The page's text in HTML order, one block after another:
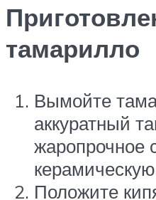
тамарилло
Вымойте
аккуратный
жаропрочное
Положите